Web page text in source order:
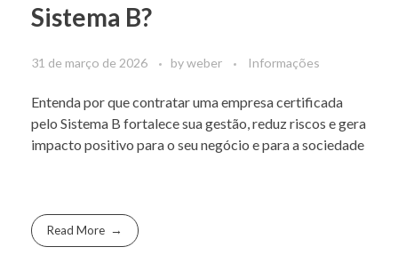
Sistema B?
31 de março de 2026 byweber Informações
Entenda por que contratar uma empresa certificada
pelo Sistema B fortalece sua gestão, reduz riscos e gera
impacto positivo para o seu negócio e para a sociedade
Read More